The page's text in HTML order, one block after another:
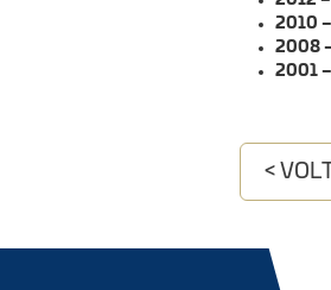
2010
2008
2001
<